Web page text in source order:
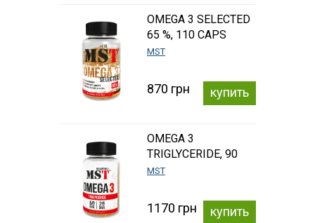
OMEGA 3 SELECTED
65 %, 110 CAPS
MST
870 грн купить
OMEGA 3
TRIGLYCERIDE, 90
CAPS
MST
1170 грн купить